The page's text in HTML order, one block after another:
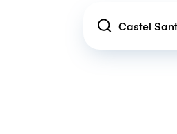
Location